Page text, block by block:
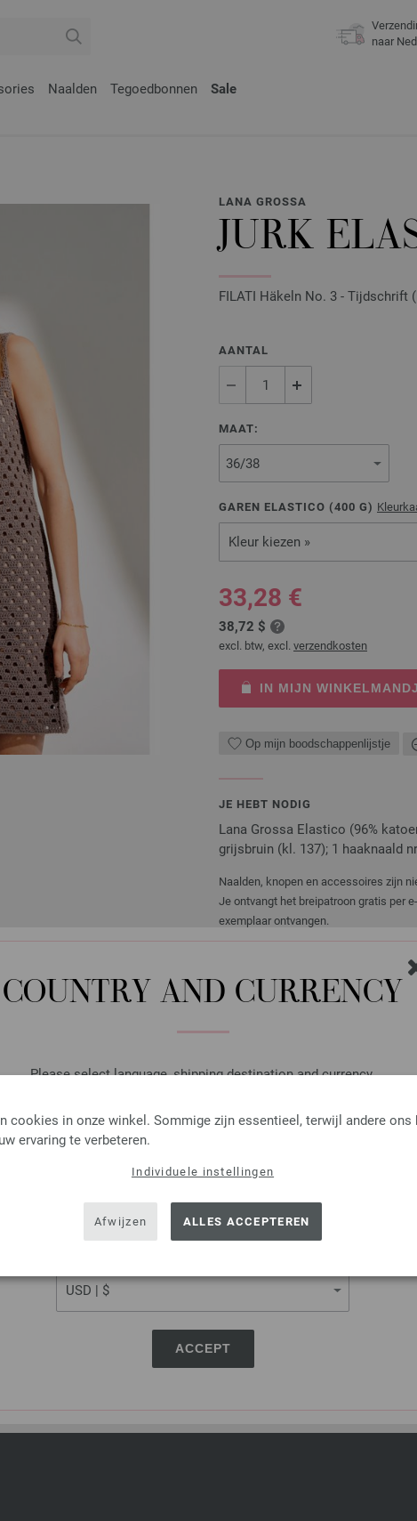
COUNTRY AND CURRENCY
Please select language, shipping destination and currency.
SHIPPING TO
USA - The United States of America
ACCEPT
cookies in onze winkel. Sommige zijn essentieel, terwijl andere ons
ervaring te verbeteren.
Individuele instellingen
Afwijzen ALLES ACCEPTEREN
naar
Naalden Tegoedbonnen Sale
LANA GROSSA
JURK
FILATI Häkeln No. 3 - Tijdschrift
AANTAL
MAAT:
GAREN ELASTICO (400 G)
Kleur kiezen »
33,28 €
38,72 $
excl. btw, excl. verzendkosten
IN MIJN
Op mijn boodschappenlijstje
JE HEBT NODIG
Lana Grossa Elastico (96%
grijsbruin (kl. 137); 1 haaknaald
Naalden, knopen en accessoires zijn
Je ontvangt het breipatroon gratis per
exemplaar ontvangen.
Haaknaald met Softgrip/
Haaknaald met softgrip/
IN
Op mijn boodschappenlijstje
DEZE PAGINA DELEN